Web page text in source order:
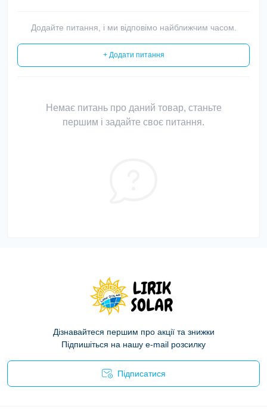
Додайте питання, і ми відповімо найближчим часом.
+ Додати питання
Немає питань про даний товар, станьте
першим і задайте своє питання.
Дізнавайтеся першим про акції та знижки
Підпишіться на нашу e-mail розсилку
Підписатися